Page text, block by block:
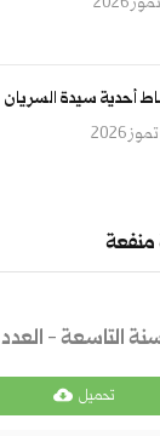
أحدية سيدة السريان
منفعة
التاسعة - العدد 32
تحميل